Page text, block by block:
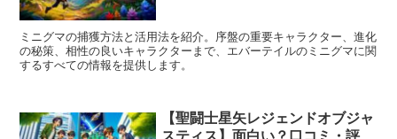
ミニグマの捕獲方法と活用法を紹介。序盤の重要キャラクター、進化
の秘策、相性の良いキャラクターまで、エバーテイルのミニグマに関
するすべての情報を提供します。
【聖闘士星矢レジェンドオブジャ
スティス】面白い？口コミ・評